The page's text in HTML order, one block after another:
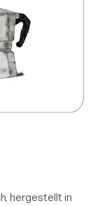
hergestellt in